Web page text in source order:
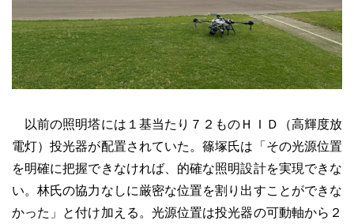
以前の照明塔には１基当たり７２ものＨＩＤ（高輝度放
電灯）投光器が配置されていた。篠塚氏は「その光源位置
を明確に把握できなければ、的確な照明設計を実現できな
い。林氏の協力なしに厳密な位置を割り出すことができな
かった」と付け加える。光源位置は投光器の可動軸から２